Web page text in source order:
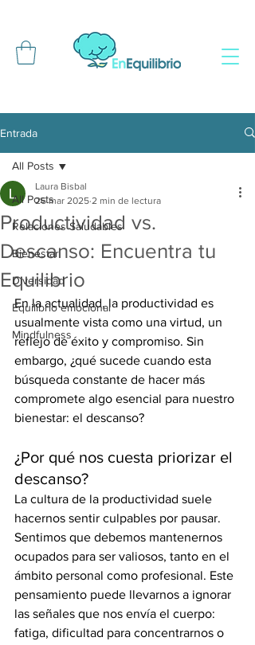
Entrada
All Posts
Relaciones Saludables
Bienestar
Diversidad
Equilibrio emocional
Mindfulness
All Posts
Productividad vs.
Descanso: Encuentra tu
Equilibrio
Laura Bisbal
26 mar 2025 2 min de lectura
En la actualidad, la productividad es
usualmente vista como una virtud, un
reflejo de éxito y compromiso. Sin
embargo, ¿qué sucede cuando esta
búsqueda constante de hacer más
compromete algo esencial para nuestro
bienestar: el descanso?
¿Por qué nos cuesta priorizar el
descanso?
La cultura de la productividad suele
hacernos sentir culpables por pausar.
Sentimos que debemos mantenernos
ocupados para ser valiosos, tanto en el
ámbito personal como profesional. Este
pensamiento puede llevarnos a ignorar
las señales que nos envía el cuerpo:
fatiga, dificultad para concentrarnos o